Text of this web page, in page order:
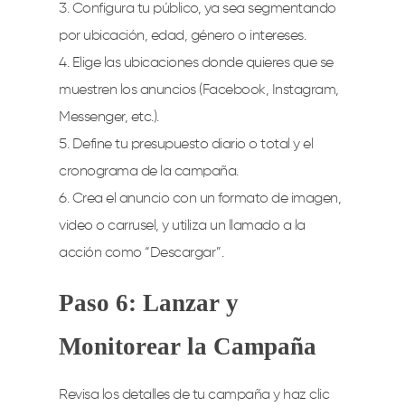
Configura tu público, ya sea segmentando
por ubicación, edad, género o intereses.
Elige las ubicaciones donde quieres que se
muestren los anuncios (Facebook, Instagram,
Messenger, etc.).
Define tu presupuesto diario o total y el
cronograma de la campaña.
Crea el anuncio con un formato de imagen,
video o carrusel, y utiliza un llamado a la
acción como “Descargar”.
Paso 6: Lanzar y
Monitorear la Campaña
Revisa los detalles de tu campaña y haz clic